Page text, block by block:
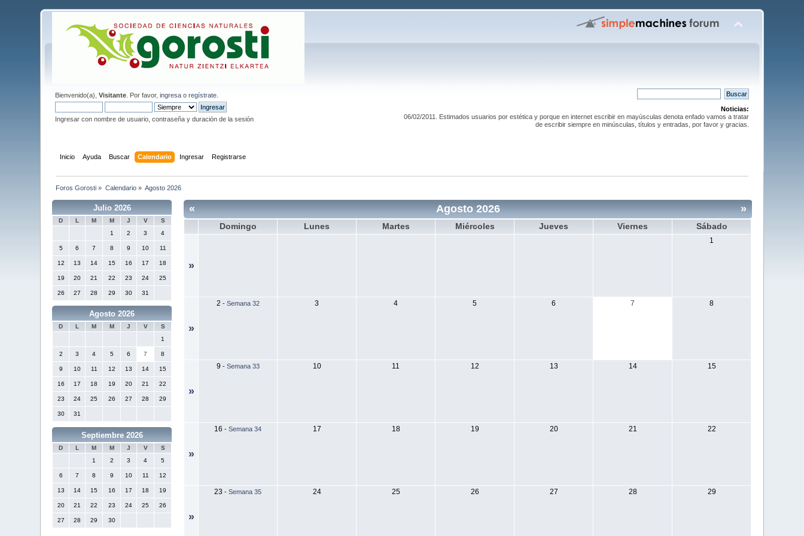
Bienvenido(a),Visitante . Por favor,ingresa oregístrate
Ingresar con nombre de usuario, contraseña y duración de la sesión
Noticias:
06/02/2011. Estimados usuarios por estética y porque en internet escribir en mayúsculas denota enfado vamos a tratar
de escribir siempre en minúsculas, títulos y entradas, por favor y gracias.
Inicio Ayuda Buscar Calendario Ingresar Registrarse
Foros Gorosti » Calendario» Agosto 2026
Julio 2026
D L M M J V
S
1
2 3 4
5 6 7 8 9 10 11
12 13 14 15 16 17 18
19 20 21 22 23 24 25
26 27 28 29 30 31
Agosto 2026
D L M M J V
S
1
2 3 4 5 6 7 8
9 10 11 12 13 14 15
16 17 18 19 20 21 22
23 24 25 26 27 28 29
30 31
Septiembre 2026
D L M M J V
S
1
2 3 4 5
6 7 8 9 10 11 12
13 14 15 16 17 18 19
20 21 22 23 24 25 26
27 28 29 30
« »
Agosto 2026
Domingo Lunes Martes Miércoles Jueves Viernes Sábado
»
1
»
2 - Semana 32 3 4 5 6 7 8
»
9 - Semana 33 10 11 12 13 14 15
»
16 -Semana 34 17 18 19 20 21 22
»
23 -Semana 35 24 25 26 27 28 29